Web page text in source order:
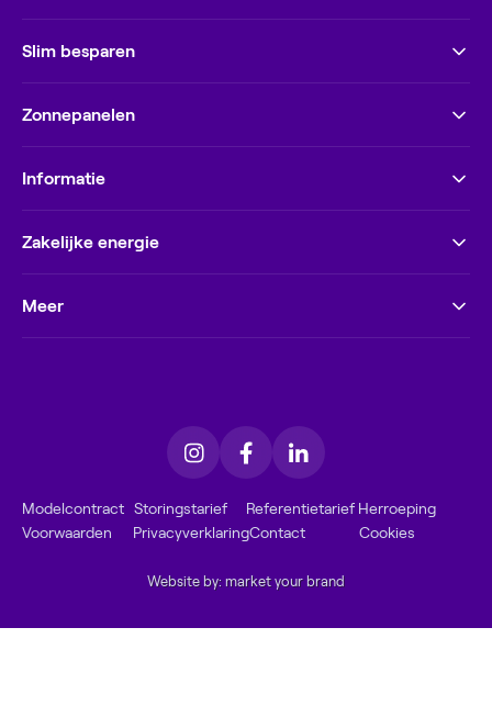
Slim besparen
Zonnepanelen
Informatie
Zakelijke energie
Meer
Modelcontract Storingstarief Referentietarief Herroeping
Voorwaarden
PrivacyverklaringContact Cookies
Website by: market your brand